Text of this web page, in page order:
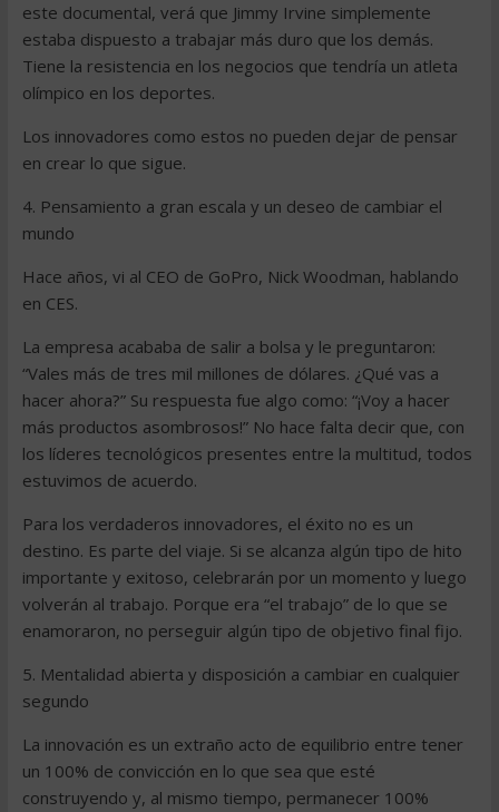
este documental, verá que Jimmy Irvine simplemente
estaba dispuesto a trabajar más duro que los demás.
Tiene la resistencia en los negocios que tendría un atleta
olímpico en los deportes.
Los innovadores como estos no pueden dejar de pensar
en crear lo que sigue.
4. Pensamiento a gran escala y un deseo de cambiar el
mundo
Hace años, vi al CEO de GoPro, Nick Woodman, hablando
en CES.
La empresa acababa de salir a bolsa y le preguntaron:
“Vales más de tres mil millones de dólares. ¿Qué vas a
hacer ahora?” Su respuesta fue algo como: “¡Voy a hacer
más productos asombrosos!” No hace falta decir que, con
los líderes tecnológicos presentes entre la multitud, todos
estuvimos de acuerdo.
Para los verdaderos innovadores, el éxito no es un
destino. Es parte del viaje. Si se alcanza algún tipo de hito
importante y exitoso, celebrarán por un momento y luego
volverán al trabajo. Porque era “el trabajo” de lo que se
enamoraron, no perseguir algún tipo de objetivo final fijo.
5. Mentalidad abierta y disposición a cambiar en cualquier
segundo
La innovación es un extraño acto de equilibrio entre tener
un 100% de convicción en lo que sea que esté
construyendo y, al mismo tiempo, permanecer 100%